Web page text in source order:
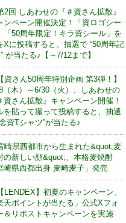
2回 しあわせの『＃資さん拡散』
ンペーン開催決定！「資ロゴシー
「50周年限定！キラ資シール」を
Xに投稿すると、抽選で “50周年記
が当たる♪【～7/12まで】
【資さん50周年特別企画 第3弾！】
（木）～6/30（火）、しあわせの
資さん拡散』キャンペーン開催！
を貼って撮って投稿すると、抽選
資Tシャツ”が当たる♪
崎県西都市から生まれた&quot;麦
の新しい顔&quot;、本格麦焼酎
崎県西都出身 麦崎麦子」発売
【LENDEX】初夏のキャンペーン、
天ポイントが当たる」公式Xフォ
＆リポストキャンペーンを実施